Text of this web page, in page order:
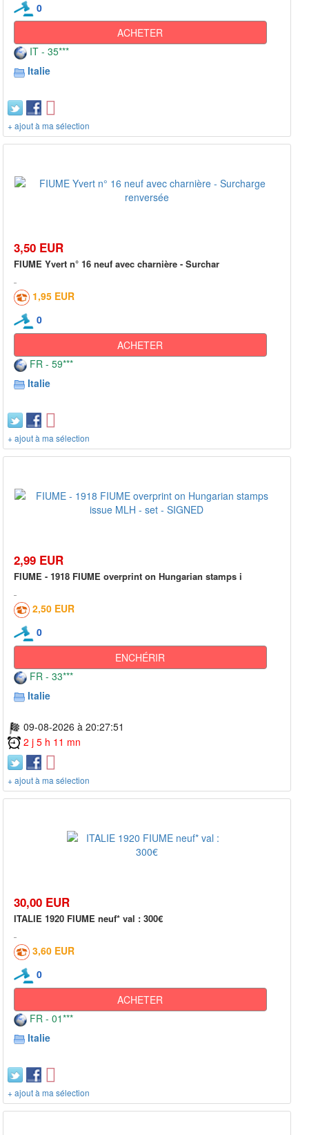
0
ACHETER
IT - 35***
Italie
+ ajout à ma sélection
3,50 EUR
FIUME Yvert n° 16 neuf avec charnière - Surchar
1,95 EUR
0
ACHETER
FR - 59***
Italie
+ ajout à ma sélection
2,99 EUR
FIUME - 1918 FIUME overprint on Hungarian stamps i
2,50 EUR
0
ENCHÉRIR
FR - 33***
Italie
09-08-2026 à 20:27:51
2 j 5 h 11 mn
+ ajout à ma sélection
30,00 EUR
ITALIE 1920 FIUME neuf* val : 300€
3,60 EUR
0
ACHETER
FR - 01***
Italie
+ ajout à ma sélection